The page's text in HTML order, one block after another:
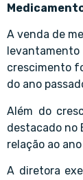
A venda de
crescimento
do ano
Além do
destacado no
relação ao
A diretora